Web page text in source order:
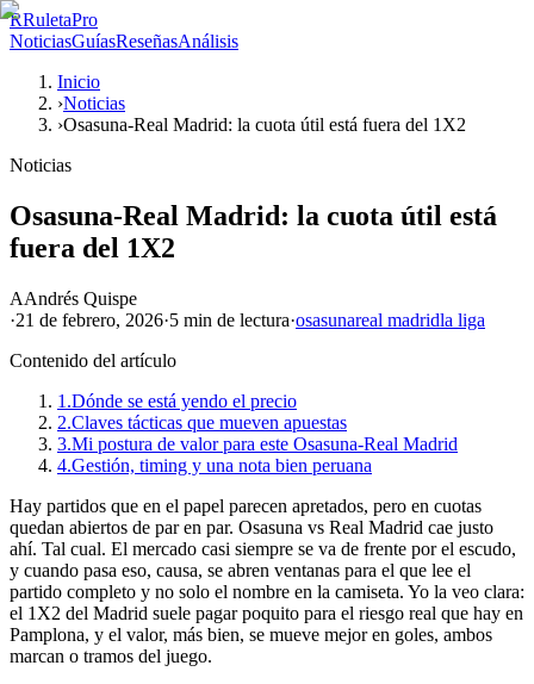
RRuletaPro
NoticiasGuíasReseñasAnálisis
Inicio
›Noticias
›Osasuna-Real Madrid: la cuota útil está fuera del 1X2
Noticias
Osasuna-Real Madrid: la cuota útil está
fuera del 1X2
AAndrés Quispe
·21 de febrero, 2026·5 min de lectura·osasunareal madridla liga
Contenido del artículo
1.Dónde se está yendo el precio
2.Claves tácticas que mueven apuestas
3.Mi postura de valor para este Osasuna-Real Madrid
4.Gestión, timing y una nota bien peruana
Hay partidos que en el papel parecen apretados, pero en cuotas
quedan abiertos de par en par. Osasuna vs Real Madrid cae justo
ahí. Tal cual. El mercado casi siempre se va de frente por el escudo,
y cuando pasa eso, causa, se abren ventanas para el que lee el
partido completo y no solo el nombre en la camiseta. Yo la veo clara:
el 1X2 del Madrid suele pagar poquito para el riesgo real que hay en
Pamplona, y el valor, más bien, se mueve mejor en goles, ambos
marcan o tramos del juego.